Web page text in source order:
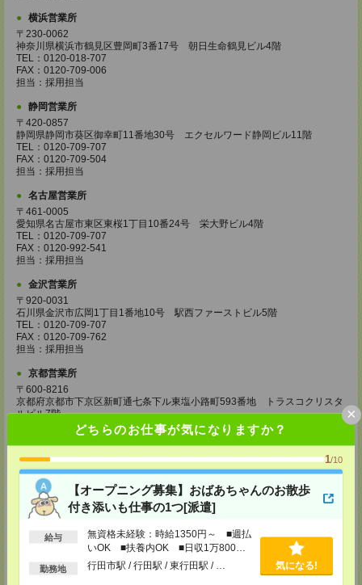
どちらのお仕事が気になりますか？
1/10
【オープニング募集】おばあちゃんのお散歩
付き添いも仕事の1つ[派遣]
給与
無資格未経験：時給1350円～ ■週払
いOK ■扶養内OK ■日収1万800円
以上
勤務地 行田市駅 / 行田駅 / 東行田駅 / … 気になる!
×
横浜営業所
〒230-0062
神奈川県横浜市鶴見区豊岡町3番17号 朝日生命鶴見ビル4階
TEL：0120-018-707
FAX：0120-709-006
担当：採用担当
静岡営業所
〒420-0857
静岡県静岡市葵区御幸町11番地30号 エクセルワード静岡ビル11階
TEL：0120-709-707
FAX：0120-709-504
担当：採用担当
名古屋営業所
〒461-0005
愛知県名古屋市東区東桜1丁目10番24号 栄大野ビル4階
TEL：0120-709-707
FAX：0120-992-541
担当：採用担当
金沢営業所
〒920-0031
石川県金沢市広岡1丁目1番地10号 駅西ファーストビル5階
TEL：0120-709-707
FAX：0120-709-762
担当：採用担当
京都営業所
〒600-8216
京都府京都市下京区新町通七条下ル東塩小路町593番地 トラスコクリスタ
ルビル7階
TEL：0120-709-707
FAX：0120-709-751
大阪営業所
〒530-0017
大阪府大阪市北区角田町8番1号 大阪梅田ツインタワーズ・ノース34階
TEL：0120-995-985
FAX：0120-992-568
担当：採用担当
神戸営業所